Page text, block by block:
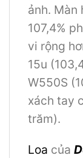
ảnh. Màn
107,4%
vi rộng
15u
W550S
xách tay
trăm).
Loa của